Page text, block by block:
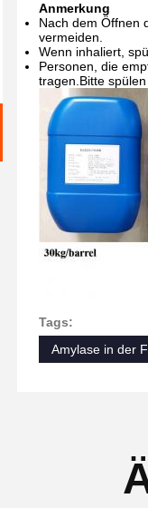
Anmerkung
Nach dem Öffnen
vermeiden.
Wenn inhaliert,
Personen, die
tragen.Bitte
Tags:
Amylase in der